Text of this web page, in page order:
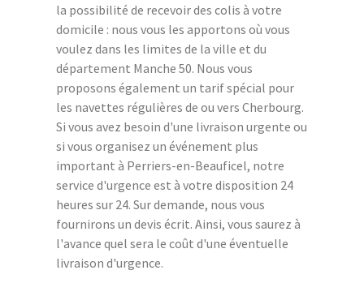
la possibilité de recevoir des colis à votre
domicile : nous vous les apportons où vous
voulez dans les limites de la ville et du
département Manche 50. Nous vous
proposons également un tarif spécial pour
les navettes régulières de ou vers Cherbourg.
Si vous avez besoin d'une livraison urgente ou
si vous organisez un événement plus
important à Perriers-en-Beauficel, notre
service d'urgence est à votre disposition 24
heures sur 24. Sur demande, nous vous
fournirons un devis écrit. Ainsi, vous saurez à
l'avance quel sera le coût d'une éventuelle
livraison d'urgence.